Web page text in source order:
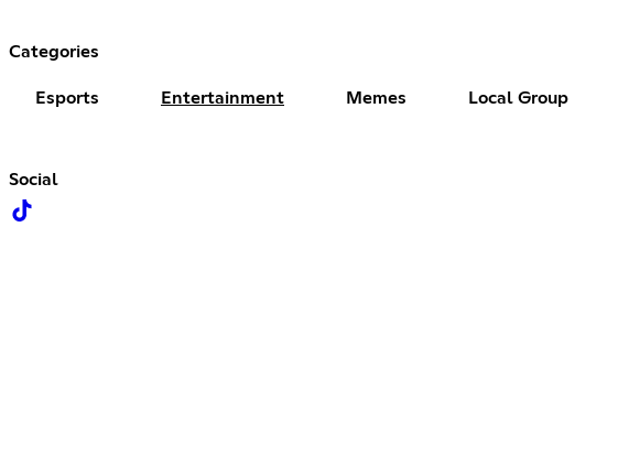
Categories
Esports Entertainment Memes Local Group
Social